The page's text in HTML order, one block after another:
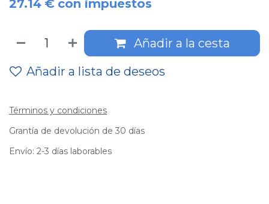
27.14 € con impuestos
Añadir a la cesta
Añadir a lista de deseos
Términos y condiciones
Grantía de devolución de 30 días
Envío: 2-3 días laborables